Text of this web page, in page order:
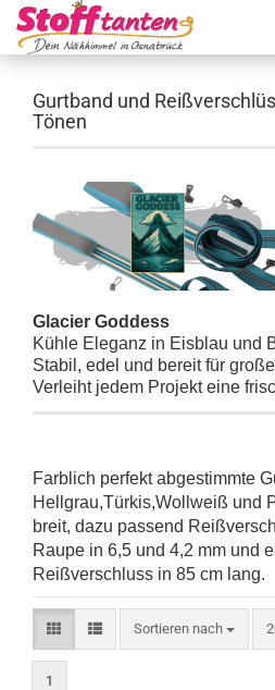
Gurtband und
Tönen
Glacier Goddess
Kühle Eleganz in Eisblau und
Stabil, edel und bereit für
Verleiht jedem Projekt eine
Farblich perfekt abgestimmte
Hellgrau,Türkis,Wollweiß und
breit, dazu passend
Raupe in 6,5 und 4,2 mm und
Reißverschluss in 85 cm lang.
Sortieren nach
Sortieren nach
1